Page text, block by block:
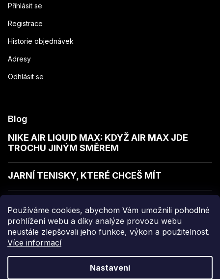
Používáme cookies, abychom Vám umožnili pohodlné
prohlížení webu a díky analýze provozu webu
neustále zlepšovali jeho funkce, výkon a použitelnost.
Více informací
Nastavení
Přihlásit se
Registrace
Historie objednávek
Adresy
Odhlásit se
Blog
NIKE AIR LIQUID MAX: KDYŽ AIR MAX JDE
TROCHU JINÝM SMĚREM
JARNÍ TENISKY, KTERÉ CHCEŠ MÍT
Grafický návrh vytvořil a nakódoval